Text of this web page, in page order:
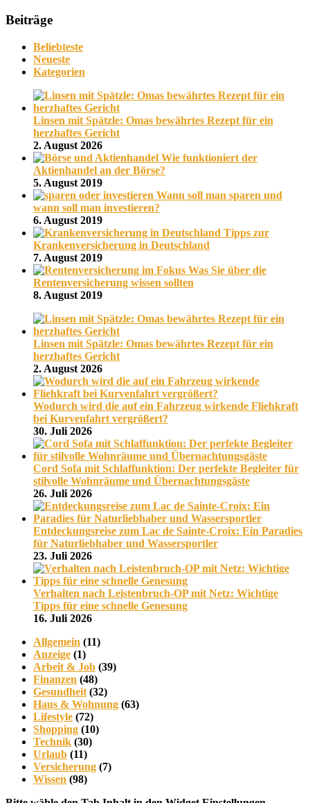
Beiträge
Beliebteste
Neueste
Kategorien
Linsen mit Spätzle: Omas bewährtes Rezept für ein
herzhaftes Gericht
2. August 2026
Wie funktioniert der
Aktienhandel an der Börse?
5. August 2019
Wann soll man sparen und
wann soll man investieren?
6. August 2019
Tipps zur
Krankenversicherung in Deutschland
7. August 2019
Was Sie über die
Rentenversicherung wissen sollten
8. August 2019
Linsen mit Spätzle: Omas bewährtes Rezept für ein
herzhaftes Gericht
2. August 2026
Wodurch wird die auf ein Fahrzeug wirkende Fliehkraft
bei Kurvenfahrt vergrößert?
30. Juli 2026
Cord Sofa mit Schlaffunktion: Der perfekte Begleiter für
stilvolle Wohnräume und Übernachtungsgäste
26. Juli 2026
Entdeckungsreise zum Lac de Sainte-Croix: Ein Paradies
für Naturliebhaber und Wassersportler
23. Juli 2026
Verhalten nach Leistenbruch-OP mit Netz: Wichtige
Tipps für eine schnelle Genesung
16. Juli 2026
Allgemein (11)
Anzeige (1)
Arbeit & Job (39)
Finanzen (48)
Gesundheit (32)
Haus & Wohnung (63)
Lifestyle (72)
Shopping (10)
Technik (30)
Urlaub (11)
Versicherung (7)
Wissen (98)